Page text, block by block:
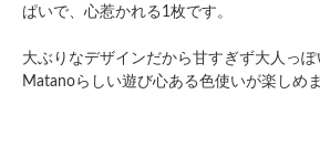
ぱいで、心惹かれる1枚です。
大ぶりなデザインだから甘すぎず大人っ
Matanoらしい遊び心ある色使いが楽しめま